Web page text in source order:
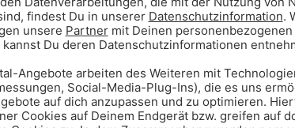
Studenten-Radio
seitdem nicht mehr aufgehört
untergehen würde: